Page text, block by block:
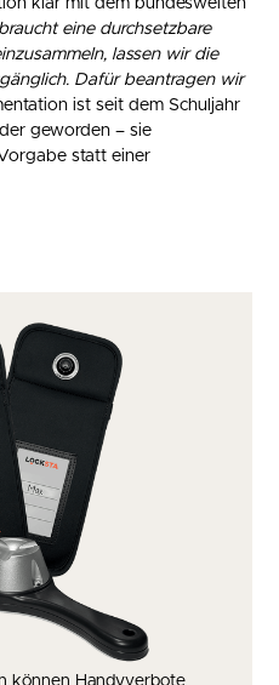
klar mit dem bundesweiten
eine durchsetzbare
lassen wir die
Dafür beantragen wir
ist seit dem Schuljahr
geworden – sie
statt einer
können Handyverbote